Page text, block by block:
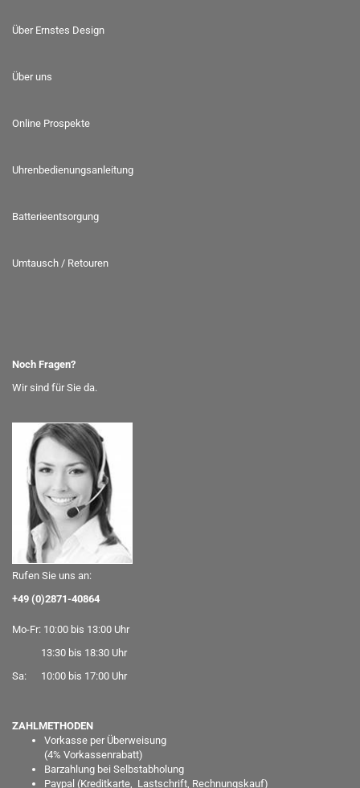
Über Ernstes Design
Über uns
Online Prospekte
Uhrenbedienungsanleitung
Batterieentsorgung
Umtausch / Retouren
Noch Fragen?
Wir sind für Sie da.
Rufen Sie uns an:
+49 (0)2871-40864
Mo-Fr: 10:00 bis 13:00 Uhr
13:30 bis 18:30 Uhr
Sa: 10:00 bis 17:00 Uhr
ZAHLMETHODEN
Vorkasse per Überweisung
(4% Vorkassenrabatt)
Barzahlung bei Selbstabholung
Paypal (Kreditkarte, Lastschrift, Rechnungskauf)